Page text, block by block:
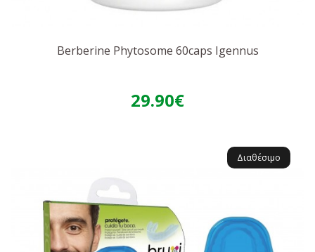
Berberine Phytosome 60caps Igennus
29.90€
Διαθέσιμο